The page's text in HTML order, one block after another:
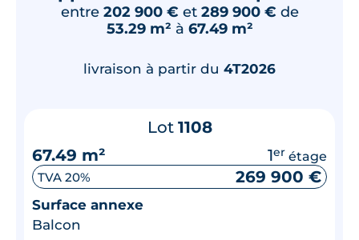
entre 202 900 € et 289 900 € de
53.29 m² à 67.49 m²
livraison à partir du 4T2026
Lot 1108
67.49 m²
1er étage
TVA 20% 269 900 €
Surface annexe
Balcon